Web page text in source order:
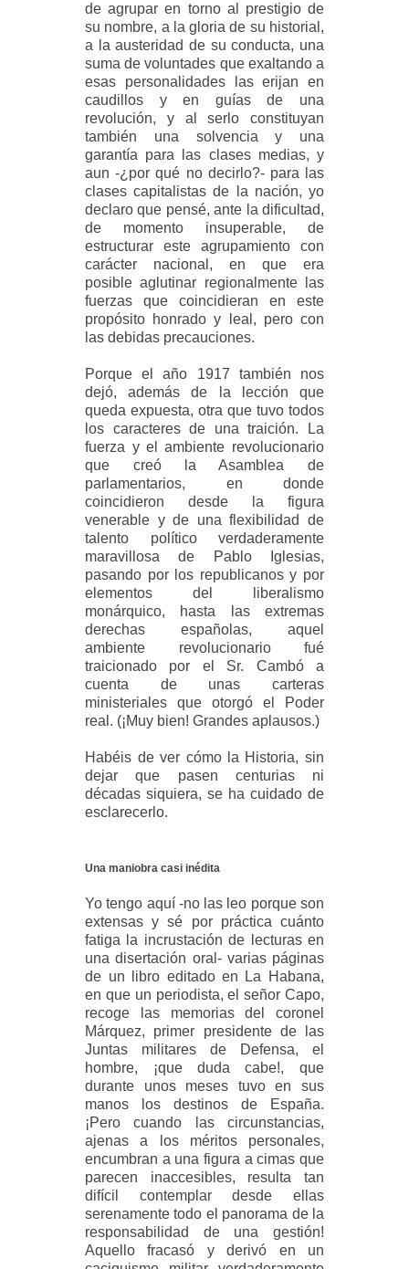
de agrupar en torno al prestigio de
su nombre, a la gloria de su historial,
a la austeridad de su conducta, una
suma de voluntades que exaltando a
esas personalidades las erijan en
caudillos y en guías de una
revolución, y al serlo constituyan
también una solvencia y una
garantía para las clases medias, y
aun -¿por qué no decirlo?- para las
clases capitalistas de la nación, yo
declaro que pensé, ante la dificultad,
de momento insuperable, de
estructurar este agrupamiento con
carácter nacional, en que era
posible aglutinar regionalmente las
fuerzas que coincidieran en este
propósito honrado y leal, pero con
las debidas precauciones.
Porque el año 1917 también nos
dejó, además de la lección que
queda expuesta, otra que tuvo todos
los caracteres de una traición. La
fuerza y el ambiente revolucionario
que creó la Asamblea de
parlamentarios, en donde
coincidieron desde la figura
venerable y de una flexibilidad de
talento político verdaderamente
maravillosa de Pablo Iglesias,
pasando por los republicanos y por
elementos del liberalismo
monárquico, hasta las extremas
derechas españolas, aquel
ambiente revolucionario fué
traicionado por el Sr. Cambó a
cuenta de unas carteras
ministeriales que otorgó el Poder
real. (¡Muy bien! Grandes aplausos.)
Habéis de ver cómo la Historia, sin
dejar que pasen centurias ni
décadas siquiera, se ha cuidado de
esclarecerlo.
Una maniobra casi inédita
Yo tengo aquí -no las leo porque son
extensas y sé por práctica cuánto
fatiga la incrustación de lecturas en
una disertación oral- varias páginas
de un libro editado en La Habana,
en que un periodista, el señor Capo,
recoge las memorias del coronel
Márquez, primer presidente de las
Juntas militares de Defensa, el
hombre, ¡que duda cabe!, que
durante unos meses tuvo en sus
manos los destinos de España.
¡Pero cuando las circunstancias,
ajenas a los méritos personales,
encumbran a una figura a cimas que
parecen inaccesibles, resulta tan
difícil contemplar desde ellas
serenamente todo el panorama de la
responsabilidad de una gestión!
Aquello fracasó y derivó en un